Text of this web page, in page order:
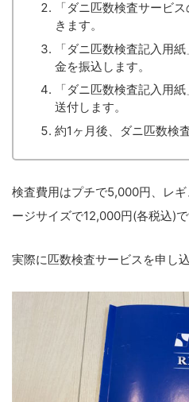
「ダニ匹数検査サービ
きます。
「ダニ匹数検査記入用
金を振込します。
「ダニ匹数検査記入用
送付します。
約1ヶ月後、ダニ匹数検
検査費用はプチで5,000円、レ
ージサイズで12,000円(各税込)で
実際に匹数検査サービスを申し